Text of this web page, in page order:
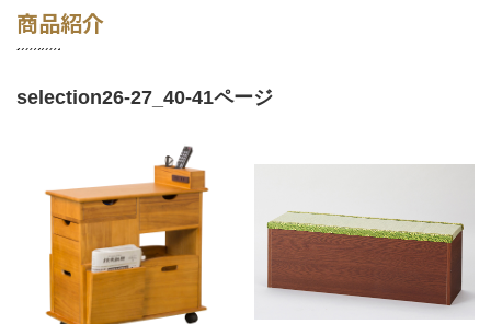
商品紹介
selection26-27_40-41ページ